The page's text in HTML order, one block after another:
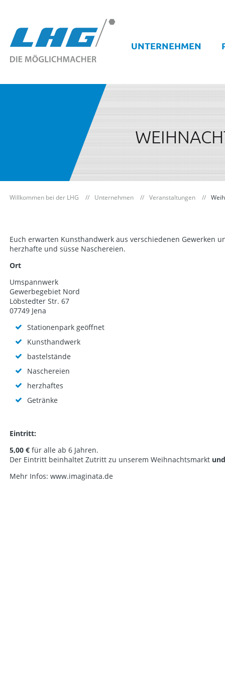
UNTERNEHMEN
Willkommen bei der LHG Unternehmen Veranstaltungen
Euch erwarten Kunsthandwerk aus verschiedenen Gewerken
herzhafte und süsse Naschereien.
Ort
Umspannwerk
Gewerbegebiet Nord
Löbstedter Str. 67
07749 Jena
Stationenpark geöffnet
Kunsthandwerk
bastelstände
Naschereien
herzhaftes
Getränke
Eintritt:
5,00 € für alle ab 6 Jahren.
Der Eintritt beinhaltet Zutritt zu unserem Weihnachtsmarkt und
Mehr Infos: www.imaginata.de